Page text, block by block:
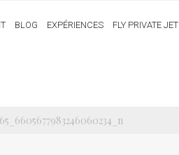
BLOG EXPÉRIENCES FLY PRIVATE JET